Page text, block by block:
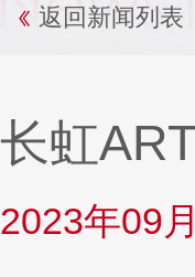
返回新闻列表
长虹
2023年09